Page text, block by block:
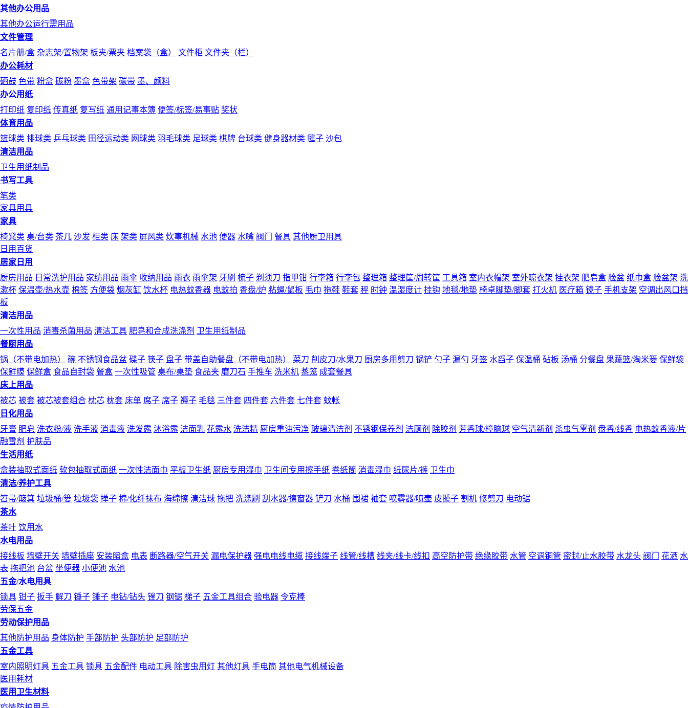
其他办公用品
其他办公运行需用品
文件管理
名片册/盒 杂志架/置物架 板夹/票夹 档案袋（盒） 文件柜 文件夹（栏）
办公耗材
硒鼓 色带 粉盒 碳粉 墨盒 色带架 碳带 墨、颜料
办公用纸
打印纸 复印纸 传真纸 复写纸 通用记事本簿 便签/标签/易事贴 奖状
体育用品
篮球类 排球类 乒乓球类 田径运动类 网球类 羽毛球类 足球类 棋牌 台球类 健身器材类 毽子 沙包
清洁用品
卫生用纸制品
书写工具
笔类
家具用具
家具
椅凳类 桌/台类 茶几 沙发 柜类 床 架类 屏风类 炊事机械 水池 便器 水嘴 阀门 餐具 其他厨卫用具
日用百货
居家日用
厨房用品 日常洗护用品 家纺用品 雨伞 收纳用品 雨衣 雨伞架 牙刷 梳子 剃须刀 指甲钳 行李箱 行李包 整理箱 整理筐/周转筐 工具箱 室内衣帽架 室外晾衣架 挂衣架 肥皂盒 脸盆 纸巾盒 脸盆架 洗
漱杯 保温壶/热水壶 棉签 方便袋 烟灰缸 饮水杯 电热蚊香器 电蚊拍 香盘/炉 粘蝇/鼠板 毛巾 拖鞋 鞋套 秤 时钟 温湿度计 挂钩 地毯/地垫 椅卓脚垫/脚套 打火机 医疗箱 镜子 手机支架 空调出风口挡
板
清洁用品
一次性用品 消毒杀菌用品 清洁工具 肥皂和合成洗涤剂 卫生用纸制品
餐厨用品
锅（不带电加热）
碗 不锈钢食品盆 碟子 筷子 盘子 带盖自助餐盘（不带电加热） 菜刀 削皮刀/水果刀 厨房多用剪刀 锅铲 勺子 漏勺 牙签 水舀子 保温桶 砧板 汤桶 分餐盘 果蔬篮/淘米篓 保鲜袋
保鲜膜 保鲜盒 食品自封袋 餐盒 一次性吸管 桌布/桌垫 食品夹 磨刀石 手推车 洗米机 蒸笼 成套餐具
床上用品
被芯 被套 被芯被套组合 枕芯 枕套 床单 席子 席子 褥子 毛毯 三件套 四件套 六件套 七件套 蚊帐
日化用品
牙膏 肥皂 洗衣粉/液 洗手液 消毒液 洗发露 沐浴露 洁面乳 花露水 洗洁精 厨房重油污净 玻璃清洁剂 不锈钢保养剂 洁厕剂 除胶剂 芳香球/樟脑球 空气清新剂 杀虫气雾剂 盘香/线香 电热蚊香液/片
融雪剂 护肤品
生活用纸
盒装抽取式面纸 软包抽取式面纸 一次性洁面巾 平板卫生纸 厨房专用湿巾 卫生间专用擦手纸 卷纸筒 消毒湿巾 纸尿片/裤 卫生巾
清洁/养护工具
笤帚/簸箕 垃圾桶/篓 垃圾袋 掸子 棉/化纤抹布 海绵擦 清洁球 拖把 洗涤刷 刮水器/擦窗器 铲刀 水桶 围裙 袖套 喷雾器/喷壶 皮搋子 割机 修剪刀 电动锯
茶水
茶叶 饮用水
水电用品
接线板 墙壁开关 墙壁插座 安装暗盒 电表 断路器/空气开关 漏电保护器 强电电线电缆 接线端子 线管/线槽 线夹/线卡/线扣 高空防护带 绝缘胶带 水管 空调铜管 密封/止水胶带 水龙头 阀门 花洒 水
表 拖把池 台盆 坐便器 小便池 水池
五金/水电用具
锁具 钳子 扳手 解刀 锤子 锤子 电钻/钻头 锉刀 钢锯 梯子 五金工具组合 验电器 令克棒
劳保五金
劳动保护用品
其他防护用品 身体防护 手部防护 头部防护 足部防护
五金工具
室内照明灯具 五金工具 锁具 五金配件 电动工具 除害虫用灯 其他灯具 手电筒 其他电气机械设备
医用耗材
医用卫生材料